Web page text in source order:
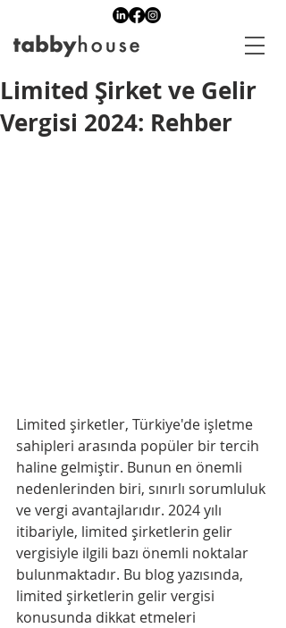
Limited Şirket ve Gelir
Vergisi 2024: Rehber
Limited şirketler, Türkiye'de işletme
sahipleri arasında popüler bir tercih
haline gelmiştir. Bunun en önemli
nedenlerinden biri, sınırlı sorumluluk
ve vergi avantajlarıdır. 2024 yılı
itibariyle, limited şirketlerin gelir
vergisiyle ilgili bazı önemli noktalar
bulunmaktadır. Bu blog yazısında,
limited şirketlerin gelir vergisi
konusunda dikkat etmeleri